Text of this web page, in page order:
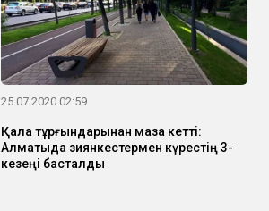
25.07.2020 02:59
Қала тұрғындарынан маза кетті:
Алматыда зиянкестермен күрестің 3-
кезеңі басталды